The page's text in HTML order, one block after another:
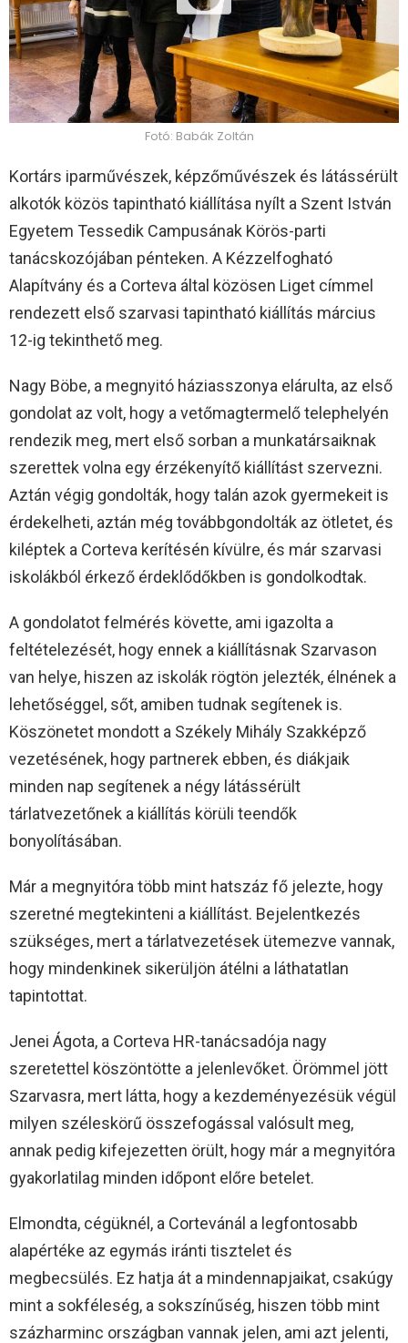
Fotó: Babák Zoltán
Kortárs iparművészek, képzőművészek és látássérült
alkotók közös tapintható kiállítása nyílt a Szent István
Egyetem Tessedik Campusának Körös-parti
tanácskozójában pénteken. A Kézzelfogható
Alapítvány és a Corteva által közösen Liget címmel
rendezett első szarvasi tapintható kiállítás március
12-ig tekinthető meg.
Nagy Böbe, a megnyitó háziasszonya elárulta, az első
gondolat az volt, hogy a vetőmagtermelő telephelyén
rendezik meg, mert első sorban a munkatársaiknak
szerettek volna egy érzékenyítő kiállítást szervezni.
Aztán végig gondolták, hogy talán azok gyermekeit is
érdekelheti, aztán még továbbgondolták az ötletet, és
kiléptek a Corteva kerítésén kívülre, és már szarvasi
iskolákból érkező érdeklődőkben is gondolkodtak.
A gondolatot felmérés követte, ami igazolta a
feltételezését, hogy ennek a kiállításnak Szarvason
van helye, hiszen az iskolák rögtön jelezték, élnének a
lehetőséggel, sőt, amiben tudnak segítenek is.
Köszönetet mondott a Székely Mihály Szakképző
vezetésének, hogy partnerek ebben, és diákjaik
minden nap segítenek a négy látássérült
tárlatvezetőnek a kiállítás körüli teendők
bonyolításában.
Már a megnyitóra több mint hatszáz fő jelezte, hogy
szeretné megtekinteni a kiállítást. Bejelentkezés
szükséges, mert a tárlatvezetések ütemezve vannak,
hogy mindenkinek sikerüljön átélni a láthatatlan
tapintottat.
Jenei Ágota, a Corteva HR-tanácsadója nagy
szeretettel köszöntötte a jelenlevőket. Örömmel jött
Szarvasra, mert látta, hogy a kezdeményezésük végül
milyen széleskörű összefogással valósult meg,
annak pedig kifejezetten örült, hogy már a megnyitóra
gyakorlatilag minden időpont előre betelet.
Elmondta, cégüknél, a Cortevánál a legfontosabb
alapértéke az egymás iránti tisztelet és
megbecsülés. Ez hatja át a mindennapjaikat, csakúgy
mint a sokféleség, a sokszínűség, hiszen több mint
százharminc országban vannak jelen, ami azt jelenti,